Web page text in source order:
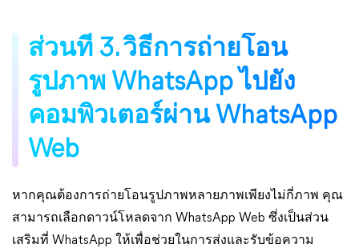
ส่วนที่ 3. วิธีการถ่ายโอน
รูปภาพ WhatsApp ไปยัง
คอมพิวเตอร์ผ่าน WhatsApp
Web
หากคุณต้องการถ่ายโอนรูปภาพหลายภาพเพียงไม่กี่ภาพ คุณ
สามารถเลือกดาวน์โหลดจาก WhatsApp Web ซึ่งเป็นส่วน
เสริมที่ WhatsApp ให้เพื่อช่วยในการส่งและรับข้อความ